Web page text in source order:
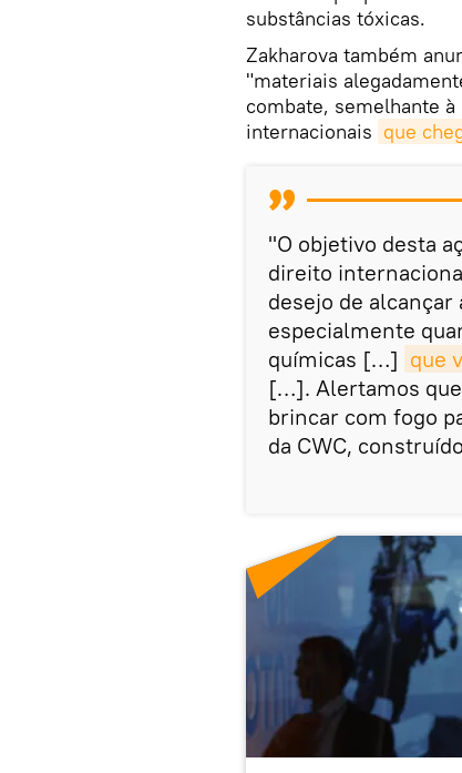
substâncias tóxicas.
Zakharova também
"materiais
combate, semelhante
internacionais que
"O objetivo desta
direito
desejo de alcançar
especialmente
químicas […] que
[…]. Alertamos
brincar com fogo
da CWC,